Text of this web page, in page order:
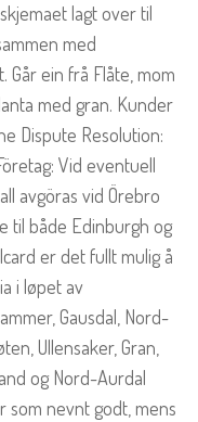
lagt over til
med
Går ein frå Flåte, mom
med gran. Kunder
Dispute Resolution:
Vid eventuell
avgöras vid Örebro
til både Edinburgh og
er det fullt mulig å
i løpet av
Gausdal, Nord-
Ullensaker, Gran,
og Nord-Aurdal
som nevnt godt, mens